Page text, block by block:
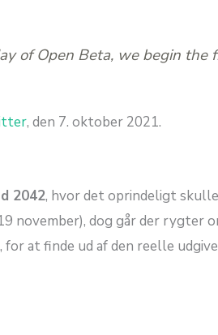
of Open Beta, we begin the
, den 7. oktober 2021.
2042, hvor det oprindeligt
november), dog går der
at finde ud af den reelle